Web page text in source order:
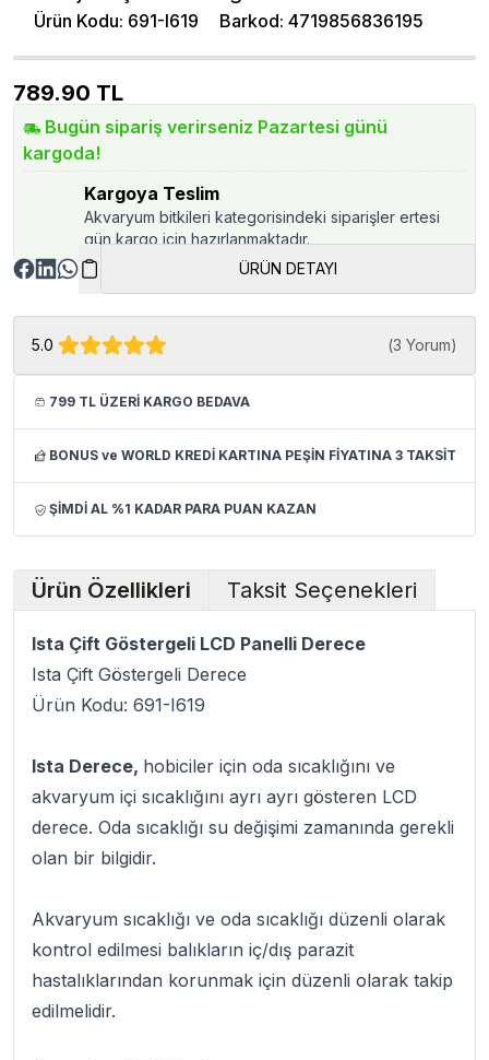
Ürün Kodu: 691-I619 Barkod: 4719856836195
789.90 TL
Bugün sipariş verirseniz Pazartesi günü
kargoda!
Kargoya Teslim
Akvaryum bitkileri kategorisindeki siparişler ertesi
gün kargo için hazırlanmaktadır.
ÜRÜN DETAYI
5.0 (3 Yorum)
799 TL ÜZERİ KARGO BEDAVA
BONUS ve WORLD KREDİ KARTINA PEŞİN FİYATINA 3 TAKSİT
ŞİMDİ AL %1 KADAR PARA PUAN KAZAN
Ürün Özellikleri Taksit Seçenekleri
Ista Çift Göstergeli LCD Panelli Derece
Ista Çift Göstergeli Derece
Ürün Kodu: 691-I619
Ista Derece, hobiciler için oda sıcaklığını ve
akvaryum içi sıcaklığını ayrı ayrı gösteren LCD
derece. Oda sıcaklığı su değişimi zamanında gerekli
olan bir bilgidir.
Akvaryum sıcaklığı ve oda sıcaklığı düzenli olarak
kontrol edilmesi balıkların iç/dış parazit
hastalıklarından korunmak için düzenli olarak takip
edilmelidir.